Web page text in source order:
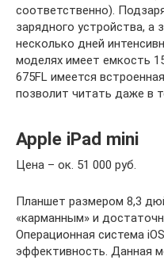
соответственно).
зарядного устройства, а
несколько дней
моделях имеет емкость
675FL имеется
позволит читать даже в
Apple iPad mini
Цена – ок. 51 000 руб.
Планшет размером 8,3
«карманным» и
Операционная система
эффективность. Данная